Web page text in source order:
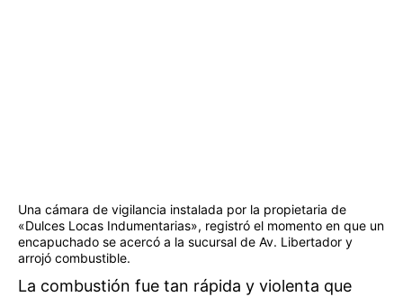
Una cámara de vigilancia instalada por la propietaria de
«Dulces Locas Indumentarias», registró el momento en que un
encapuchado se acercó a la sucursal de Av. Libertador y
arrojó combustible.
La combustión fue tan rápida y violenta que